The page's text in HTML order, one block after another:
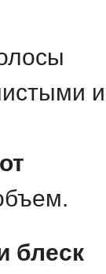
и
блеск